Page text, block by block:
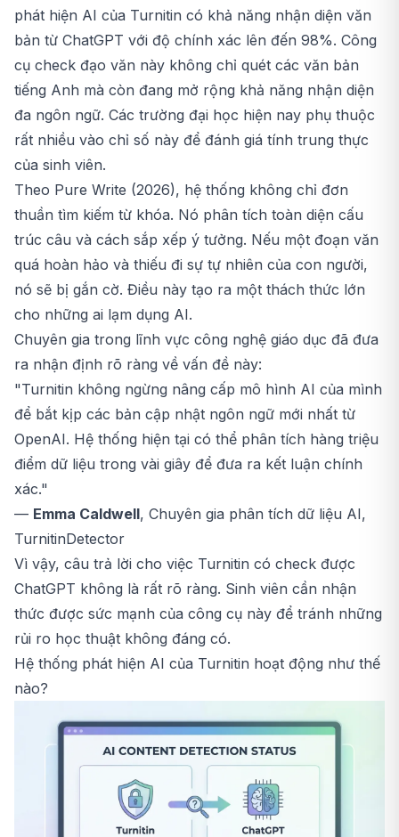
phát hiện AI của Turnitin có khả năng nhận diện văn
bản từ ChatGPT với độ chính xác lên đến 98%. Công
cụ check đạo văn này không chỉ quét các văn bản
tiếng Anh mà còn đang mở rộng khả năng nhận diện
đa ngôn ngữ. Các trường đại học hiện nay phụ thuộc
rất nhiều vào chỉ số này để đánh giá tính trung thực
của sinh viên.
Theo Pure Write (2026), hệ thống không chỉ đơn
thuần tìm kiếm từ khóa. Nó phân tích toàn diện cấu
trúc câu và cách sắp xếp ý tưởng. Nếu một đoạn văn
quá hoàn hảo và thiếu đi sự tự nhiên của con người,
nó sẽ bị gắn cờ. Điều này tạo ra một thách thức lớn
cho những ai lạm dụng AI.
Chuyên gia trong lĩnh vực công nghệ giáo dục đã đưa
ra nhận định rõ ràng về vấn đề này:
"Turnitin không ngừng nâng cấp mô hình AI của mình
để bắt kịp các bản cập nhật ngôn ngữ mới nhất từ
OpenAI. Hệ thống hiện tại có thể phân tích hàng triệu
điểm dữ liệu trong vài giây để đưa ra kết luận chính
xác."
— Emma Caldwell, Chuyên gia phân tích dữ liệu AI,
TurnitinDetector
Vì vậy, câu trả lời cho việc Turnitin có check được
ChatGPT không là rất rõ ràng. Sinh viên cần nhận
thức được sức mạnh của công cụ này để tránh những
rủi ro học thuật không đáng có.
Hệ thống phát hiện AI của Turnitin hoạt động như thế
nào?